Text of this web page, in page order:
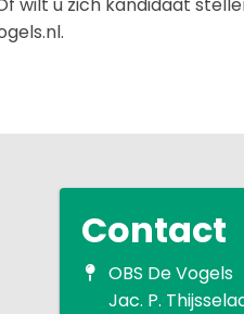
Contact
OBS De Vogels
Jac. P.